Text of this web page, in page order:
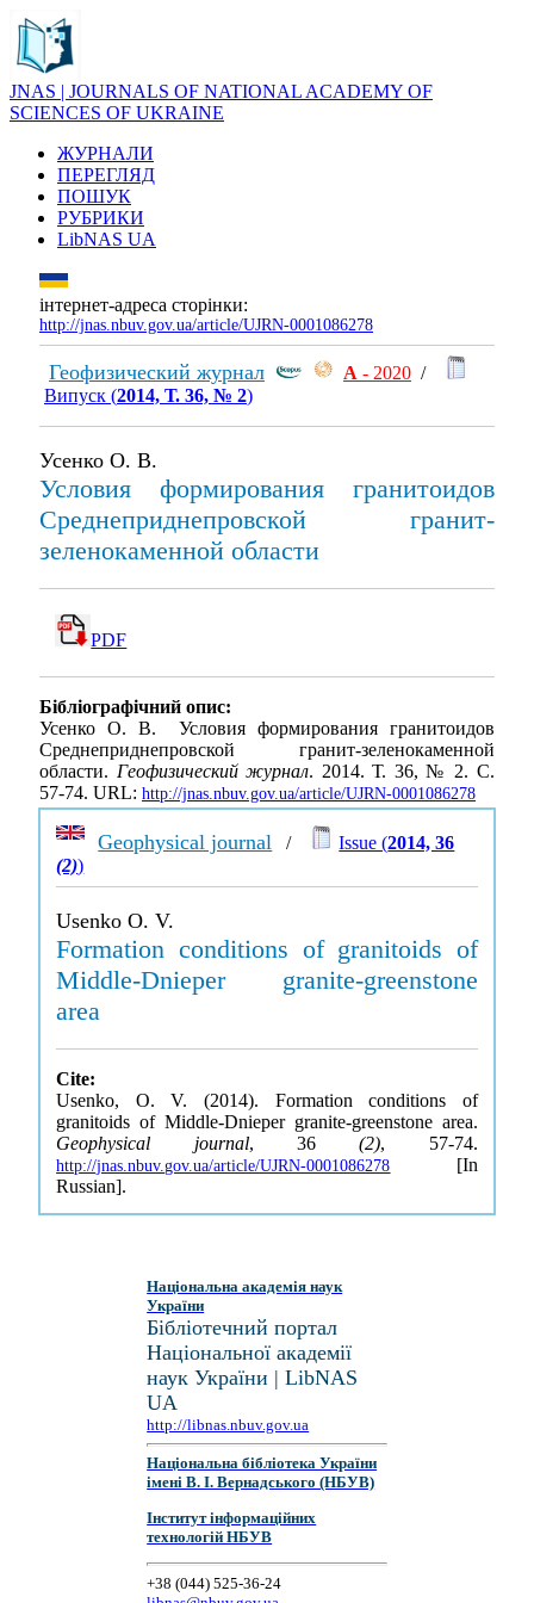
JNAS | JOURNALS OF NATIONAL ACADEMY OF
SCIENCES OF UKRAINE
ЖУРНАЛИ
ПЕРЕГЛЯД
ПОШУК
РУБРИКИ
LibNAS UA
інтернет-адреса сторінки:
http://jnas.nbuv.gov.ua/article/UJRN-0001086278
Геофизический журнал А - 2020 /
Випуск (2014, Т. 36, № 2)
Усенко О. В.
Условия формирования гранитоидов
Среднеприднепровской гранит-
зеленокаменной области
PDF
Бібліографічний опис:
Усенко О. В. Условия формирования гранитоидов
Среднеприднепровской гранит-зеленокаменной
области. Геофизический журнал. 2014. Т. 36, № 2. С.
57-74. URL: http://jnas.nbuv.gov.ua/article/UJRN-0001086278
Geophysical journal / Issue (2014, 36
(2))
Usenko O. V.
Formation conditions of granitoids of
Middle-Dnieper granite-greenstone
area
Cite:
Usenko, O. V. (2014). Formation conditions of
granitoids of Middle-Dnieper granite-greenstone area.
Geophysical journal, 36(2), 57-74.
http://jnas.nbuv.gov.ua/article/UJRN-0001086278 [In
Russian].
Національна академія наук
України
Бібліотечний портал
Національної академії
наук України | LibNAS
UA
http://libnas.nbuv.gov.ua
Національна бібліотека України
імені В. І. Вернадського (НБУВ)
Інститут інформаційних
технологій НБУВ
+38 (044) 525-36-24